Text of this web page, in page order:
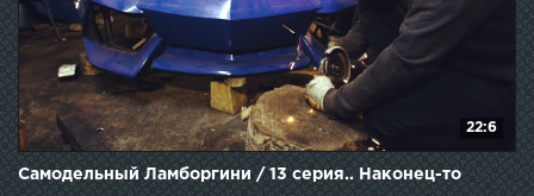
22:6
Самодельный Ламборгини / 13 серия.. Наконец-то